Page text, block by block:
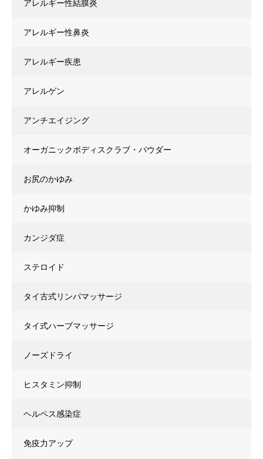
アレルギー性結膜炎
アレルギー性鼻炎
アレルギー疾患
アレルゲン
アンチエイジング
オーガニックボディスクラブ・パウダー
お尻のかゆみ
かゆみ抑制
カンジダ症
ステロイド
タイ古式リンパマッサージ
タイ式ハーブマッサージ
ノーズドライ
ヒスタミン抑制
ヘルペス感染症
免疫力アップ